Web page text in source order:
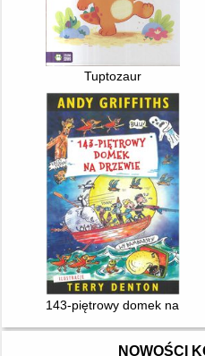
Tuptozaur
143-piętrowy domek na
NOWOŚCI